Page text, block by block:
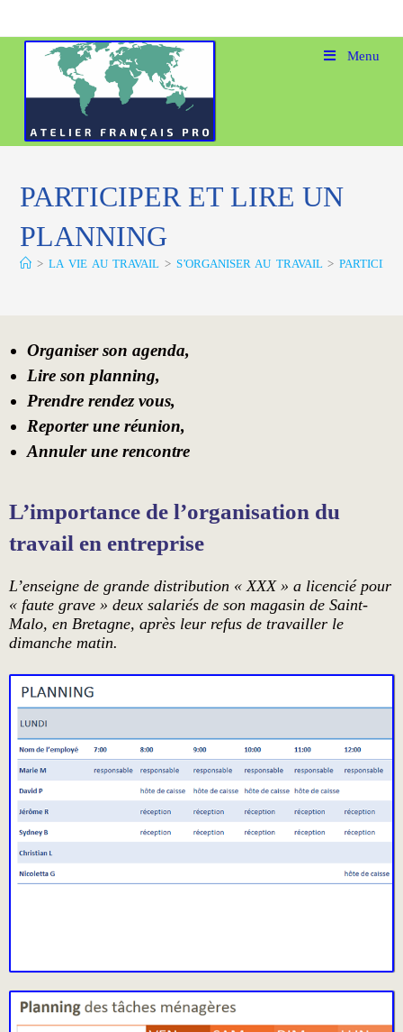
Menu
PARTICIPER ET LIRE UN
PLANNING
> LA VIE AU TRAVAIL > S’ORGANISER AU TRAVAIL >
Organiser son agenda,
Lire son planning,
Prendre rendez vous,
Reporter une réunion,
Annuler une rencontre
L’importance de l’organisation du
travail en entreprise
L’enseigne de grande distribution « XXX » a licencié pour
« faute grave » deux salariés de son magasin de Saint-
Malo, en Bretagne, après leur refus de travailler le
dimanche matin.